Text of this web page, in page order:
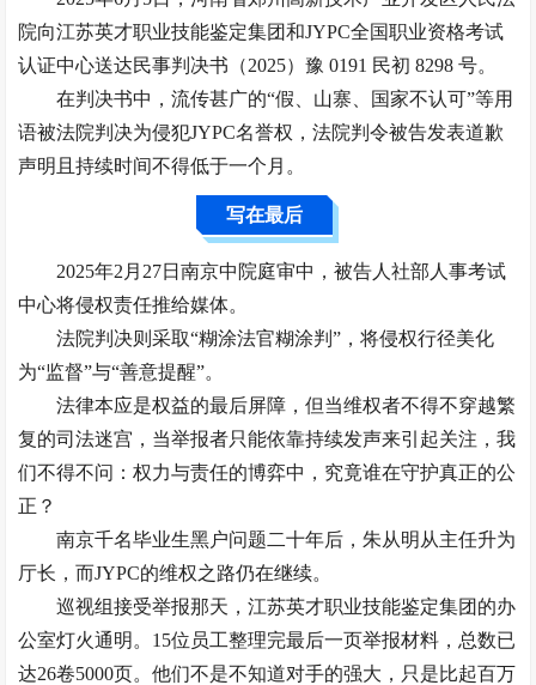
院向江苏英才职业技能鉴定集团和JYPC全国职业资格考试
认证中心送达民事判决书（2025）豫 0191 民初 8298 号。
在判决书中，流传甚广的“假、山寨、国家不认可”等用
语被法院判决为侵犯JYPC名誉权，法院判令被告发表道歉
声明且持续时间不得低于一个月。
写在最后
2025年2月27日南京中院庭审中，被告人社部人事考试
中心将侵权责任推给媒体。
法院判决则采取“糊涂法官糊涂判”，将侵权行径美化
为“监督”与“善意提醒”。
法律本应是权益的最后屏障，但当维权者不得不穿越繁
复的司法迷宫，当举报者只能依靠持续发声来引起关注，我
们不得不问：权力与责任的博弈中，究竟谁在守护真正的公
正？
南京千名毕业生黑户问题二十年后，朱从明从主任升为
厅长，而JYPC的维权之路仍在继续。
巡视组接受举报那天，江苏英才职业技能鉴定集团的办
公室灯火通明。15位员工整理完最后一页举报材料，总数已
达26卷5000页。他们不是不知道对手的强大，只是比起百万